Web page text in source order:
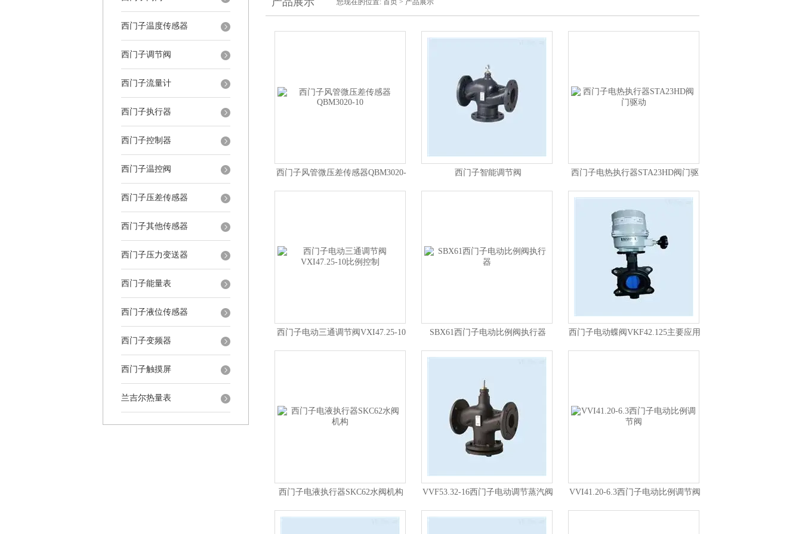
西门子温度传感器
西门子调节阀
西门子流量计
西门子执行器
西门子控制器
西门子温控阀
西门子压差传感器
西门子其他传感器
西门子压力变送器
西门子能量表
西门子液位传感器
西门子变频器
西门子触摸屏
兰吉尔热量表
您现在的位置: 首页 > 产品展示
西门子风管微压差传感器QBM3020-
10
西门子智能调节阀
西门子电热执行器STA23HD阀门驱
动
西门子电动三通调节阀VXI47.25-10
比例控制
SBX61西门子电动比例阀执行器 西门子电动蝶阀VKF42.125主要应用
西门子电液执行器SKC62水阀机构 VVF53.32-16西门子电动调节蒸汽阀 VVI41.20-6.3西门子电动比例调节阀